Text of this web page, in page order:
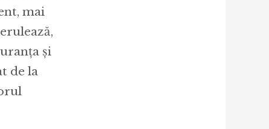
mai
și
de la